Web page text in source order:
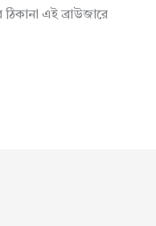
এই ব্রাউজারে